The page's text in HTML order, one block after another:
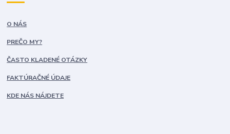
O NÁS
PREČO MY?
ČASTO KLADENÉ OTÁZKY
FAKTÚRAČNÉ ÚDAJE
KDE NÁS NÁJDETE